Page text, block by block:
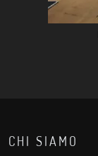
CHI SIAMO